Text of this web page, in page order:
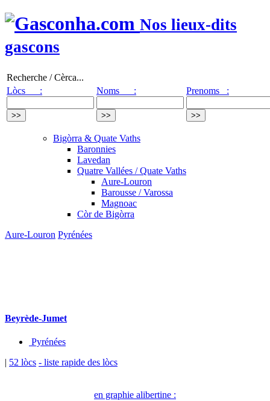
Nos lieux-dits
gascons
Recherche / Cèrca...
Lòcs :
Noms : Prenoms :
Bigòrra & Quate Vaths
Baronnies
Lavedan
Quatre Vallées / Quate Vaths
Aure-Louron
Barousse / Varossa
Magnoac
Còr de Bigòrra
Aure-Louron Pyrénées
Beyrède-Jumet
Pyrénées
| 52 lòcs - liste rapide des lòcs
en graphie alibertine :